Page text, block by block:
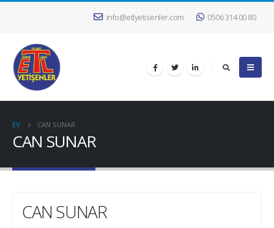
info@etlyetisenler.com 0506 314 00 80
EV CAN SUNAR
CAN SUNAR
CAN SUNAR